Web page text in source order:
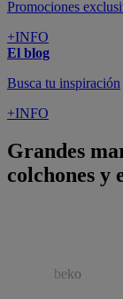
Promociones
+INFO
El blog
Busca tu inspiración
+INFO
Grandes
colchones y